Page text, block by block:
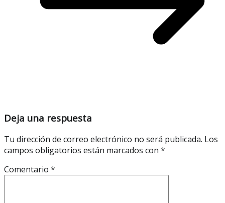
Deja una respuesta
Tu dirección de correo electrónico no será publicada. Los
campos obligatorios están marcados con *
Comentario *